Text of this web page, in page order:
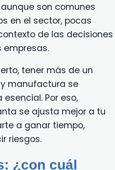
aunque son comunes
en el sector, pocas
de las decisiones
empresas.
tener más de un
manufactura se
Por eso,
se ajusta mejor a tu
a ganar tiempo,
riesgos.
¿con cuál